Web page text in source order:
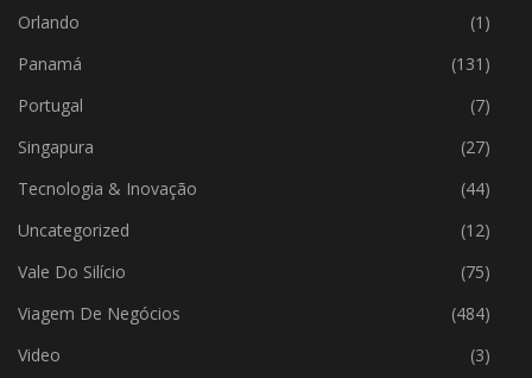
Orlando
(1)
Panamá
(131)
Portugal
(7)
Singapura
(27)
Tecnologia & Inovação
(44)
Uncategorized
(12)
Vale Do Silício
(75)
Viagem De Negócios
(484)
Video
(3)